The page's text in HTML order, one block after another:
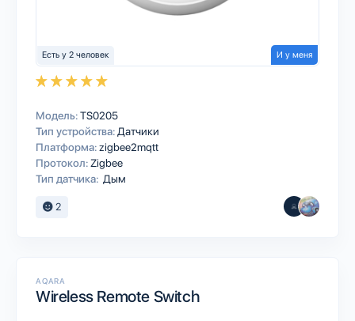
Есть у 2 человек И у меня
Модель:TS0205
Тип устройства: Датчики
Платформа:zigbee2mqtt
Протокол: Zigbee
Тип датчика: Дым
2
AQARA
Wireless Remote Switch